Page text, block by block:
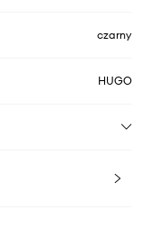
czarny
HUGO